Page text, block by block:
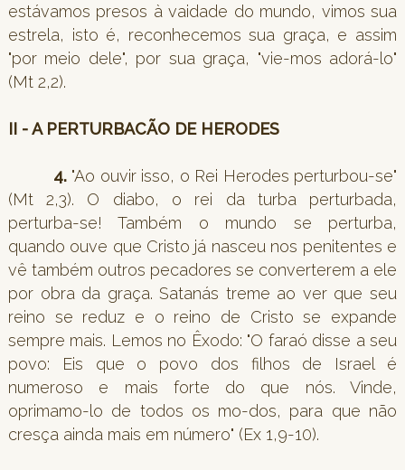
estávamos presos à vaidade do mundo, vimos sua
estrela, isto é, reconhecemos sua graça, e assim
"por meio dele", por sua graça, "vie-mos adorá-lo"
(Mt 2,2).
II - A PERTURBACÃO DE HERODES
4. "Ao ouvir isso, o Rei Herodes perturbou-se"
(Mt 2,3). O diabo, o rei da turba perturbada,
perturba-se! Também o mundo se perturba,
quando ouve que Cristo já nasceu nos penitentes e
vê também outros pecadores se converterem a ele
por obra da graça. Satanás treme ao ver que seu
reino se reduz e o reino de Cristo se expande
sempre mais. Lemos no Êxodo: "O faraó disse a seu
povo: Eis que o povo dos filhos de Israel é
numeroso e mais forte do que nós. Vinde,
oprimamo-lo de todos os mo-dos, para que não
cresça ainda mais em número" (Ex 1,9-10).